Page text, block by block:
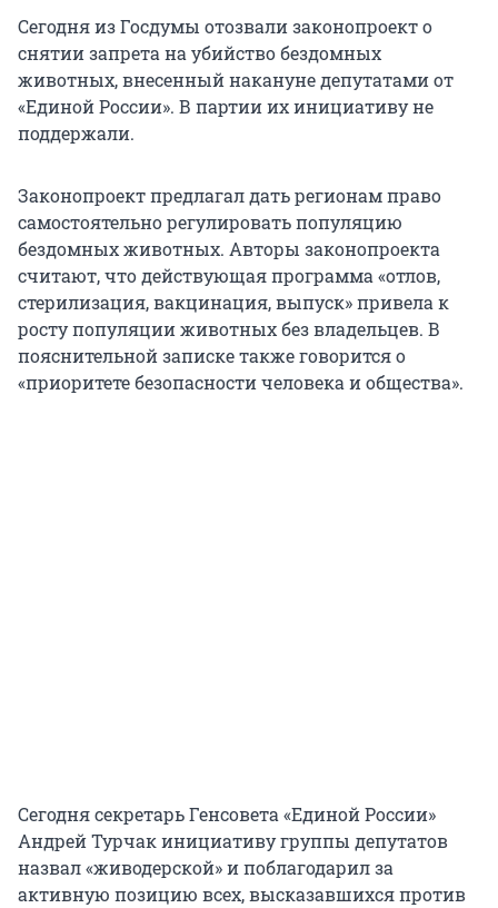
Сегодня из Госдумы отозвали законопроект о
снятии запрета на убийство бездомных
животных, внесенный накануне депутатами от
«Единой России». В партии их инициативу не
поддержали.
Законопроект предлагал дать регионам право
самостоятельно регулировать популяцию
бездомных животных. Авторы законопроекта
считают, что действующая программа «отлов,
стерилизация, вакцинация, выпуск» привела к
росту популяции животных без владельцев. В
пояснительной записке также говорится о
«приоритете безопасности человека и общества».
Сегодня секретарь Генсовета «Единой России»
Андрей Турчак инициативу группы депутатов
назвал «живодерской» и поблагодарил за
активную позицию всех, высказавшихся против